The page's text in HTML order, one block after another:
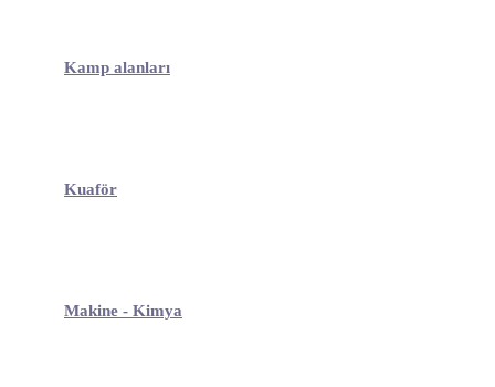
Kamp alanları
Kuaför
Makine - Kimya